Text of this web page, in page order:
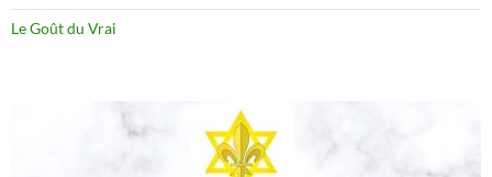
Le Goût du Vrai